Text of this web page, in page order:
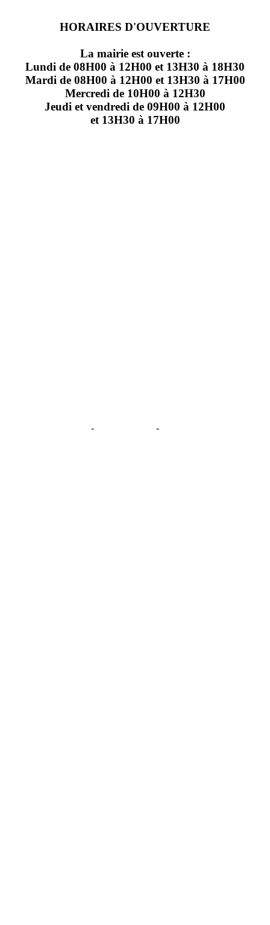
HORAIRES D'OUVERTURE
La mairie est ouverte :
Lundi de 08H00 à 12H00 et 13H30 à 18H30
Mardi de 08H00 à 12H00 et 13H30 à 17H00
Mercredi de 10H00 à 12H30
Jeudi et vendredi de 09H00 à 12H00
et 13H30 à 17H00
- -